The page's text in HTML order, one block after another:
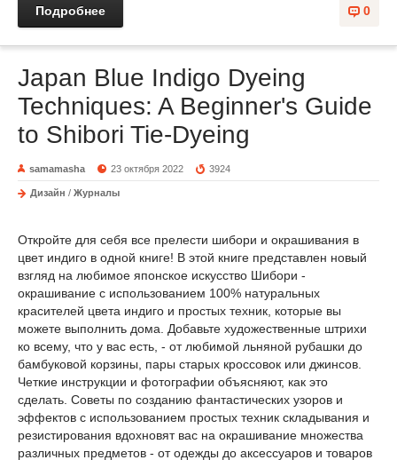
0
Подробнее
Japan Blue Indigo Dyeing
Techniques: A Beginner's Guide
to Shibori Tie-Dyeing
samamasha 23 октября 2022 3924
Дизайн / Журналы
Откройте для себя все прелести шибори и окрашивания в
цвет индиго в одной книге! В этой книге представлен новый
взгляд на любимое японское искусство Шибори -
окрашивание с использованием 100% натуральных
красителей цвета индиго и простых техник, которые вы
можете выполнить дома. Добавьте художественные штрихи
ко всему, что у вас есть, - от любимой льняной рубашки до
бамбуковой корзины, пары старых кроссовок или джинсов.
Четкие инструкции и фотографии объясняют, как это
сделать. Советы по созданию фантастических узоров и
эффектов с использованием простых техник складывания и
резистирования вдохновят вас на окрашивание множества
различных предметов - от одежды до аксессуаров и товаров